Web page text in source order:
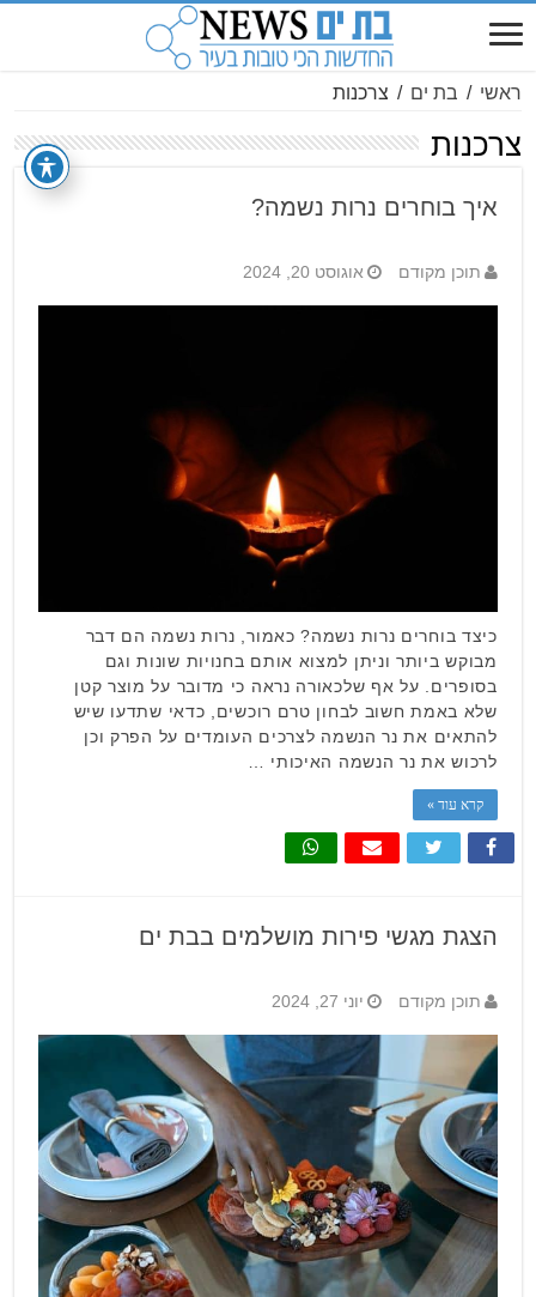
ראשי / בת ים / צרכנות
צרכנות
איך בוחרים נרות נשמה?
תוכן מקודם אוגוסט 20, 2024
כיצד בוחרים נרות נשמה? כאמור, נרות נשמה הם דבר
מבוקש ביותר וניתן למצוא אותם בחנויות שונות וגם
בסופרים. על אף שלכאורה נראה כי מדובר על מוצר קטן
שלא באמת חשוב לבחון טרם רוכשים, כדאי שתדעו שיש
להתאים את נר הנשמה לצרכים העומדים על הפרק וכן
לרכוש את נר הנשמה האיכותי …
קרא עוד »
הצגת מגשי פירות מושלמים בבת ים
תוכן מקודם יוני 27, 2024